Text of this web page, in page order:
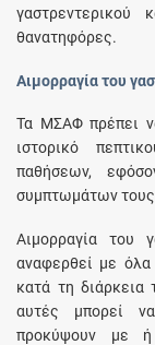
θανατηφόρες.
Αιμορραγία του
Τα ΜΣΑΦ πρέπει
ιστορικό
παθήσεων,
συμπτωμάτων
Αιμορραγία του
αναφερθεί με
κατά τη διάρκεια
αυτές μπορεί
προκύψουν με ή